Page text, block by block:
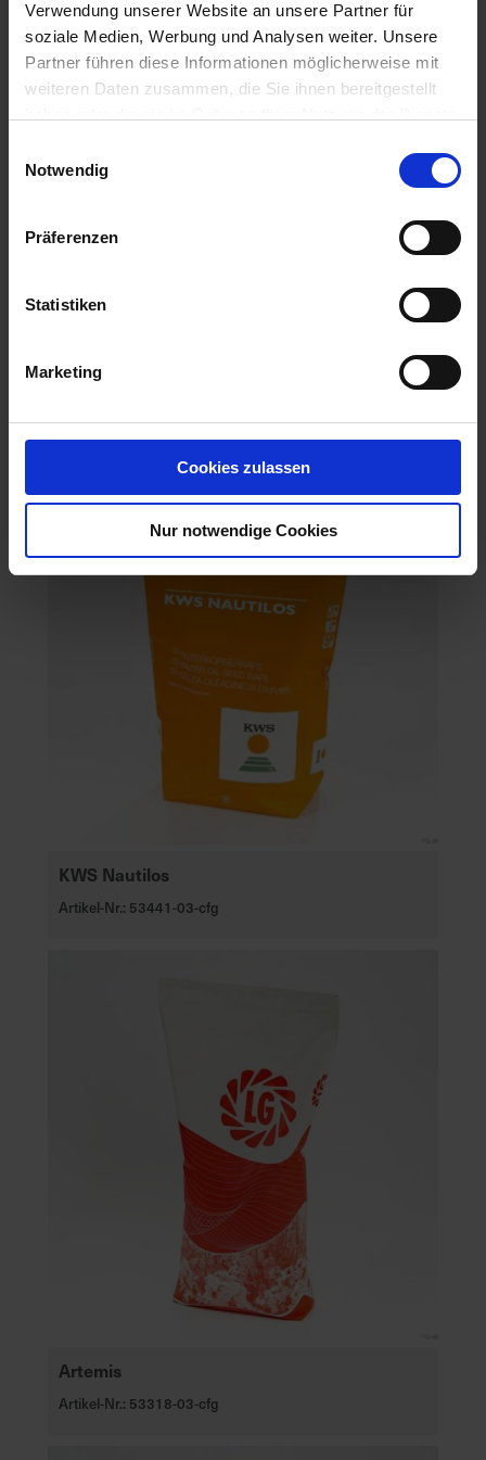
Verwendung unserer Website an unsere Partner für
soziale Medien, Werbung und Analysen weiter. Unsere
Partner führen diese Informationen möglicherweise mit
weiteren Daten zusammen, die Sie ihnen bereitgestellt
Notwendig
Präferenzen
Statistiken
Marketing
Cookies zulassen
Nur notwendige Cookies
LG Ambrosius
KWS Nautilos
Artikel-Nr.: 53441-03-cfg
Artemis
Artikel-Nr.: 53318-03-cfg